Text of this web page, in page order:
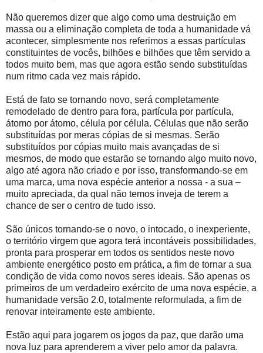
Não queremos dizer que algo como uma destruição em
massa ou a eliminação completa de toda a humanidade vá
acontecer, simplesmente nos referimos a essas partículas
constituintes de vocês, bilhões e bilhões que têm servido a
todos muito bem, mas que agora estão sendo substituídas
num ritmo cada vez mais rápido.
Está de fato se tornando novo, será completamente
remodelado de dentro para fora, partícula por partícula,
átomo por átomo, célula por célula. Células que não serão
substituídas por meras cópias de si mesmas. Serão
substituídos por cópias muito mais avançadas de si
mesmos, de modo que estarão se tornando algo muito novo,
algo até agora não criado e por isso, transformando-se em
uma marca, uma nova espécie anterior a nossa - a sua –
muito apreciada, da qual não temos inveja de terem a
chance de ser o centro de tudo isso.
São únicos tornando-se o novo, o intocado, o inexperiente,
o território virgem que agora terá incontáveis possibilidades,
pronta para prosperar em todos os sentidos neste novo
ambiente energético posto em prática, a fim de tornar a sua
condição de vida como novos seres ideais. São apenas os
primeiros de um verdadeiro exército de uma nova espécie, a
humanidade versão 2.0, totalmente reformulada, a fim de
renovar inteiramente este ambiente.
Estão aqui para jogarem os jogos da paz, que darão uma
nova luz para aprenderem a viver pelo amor da palavra.